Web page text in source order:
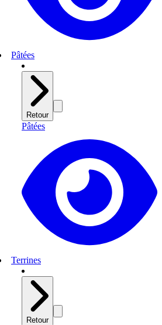
Pâtées
Retour
Pâtées
Terrines
Retour